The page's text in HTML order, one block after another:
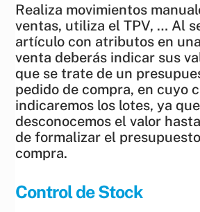
Realiza movimientos
ventas, utiliza el TPV, … Al
artículo con atributos en
venta deberás indicar sus
que se trate de un
pedido de compra, en cuyo
indicaremos los lotes, ya que
desconocemos el valor
de formalizar el
compra.
Control de Stock